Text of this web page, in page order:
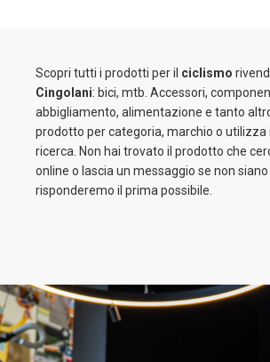
Scopri tutti i prodotti per il ciclismo
Cingolani: bici, mtb. Accessori,
abbigliamento, alimentazione e tanto
prodotto per categoria, marchio o utilizza
ricerca. Non hai trovato il prodotto che
online o lascia un messaggio se non
risponderemo il prima possibile.